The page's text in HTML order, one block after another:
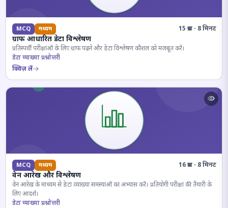
MCQ मध्यम 15 प्रश्न · 8 मिनट
ग्राफ आधारित डेटा विश्लेषण
प्रतिस्पर्धी परीक्षाओं के लिए ग्राफ पढ़ने और डेटा विश्लेषण कौशल को मजबूत करें।
डेटा व्याख्या प्रश्नोत्तरी
क्विज़ लें
MCQ मध्यम 16 प्रश्न · 8 मिनट
वेन आरेख और विश्लेषण
वेन आरेख के माध्यम से डेटा व्याख्या समस्याओं का अभ्यास करें। प्रतियोगी परीक्षा की तैयारी के
लिए आदर्श।
डेटा व्याख्या प्रश्नोत्तरी